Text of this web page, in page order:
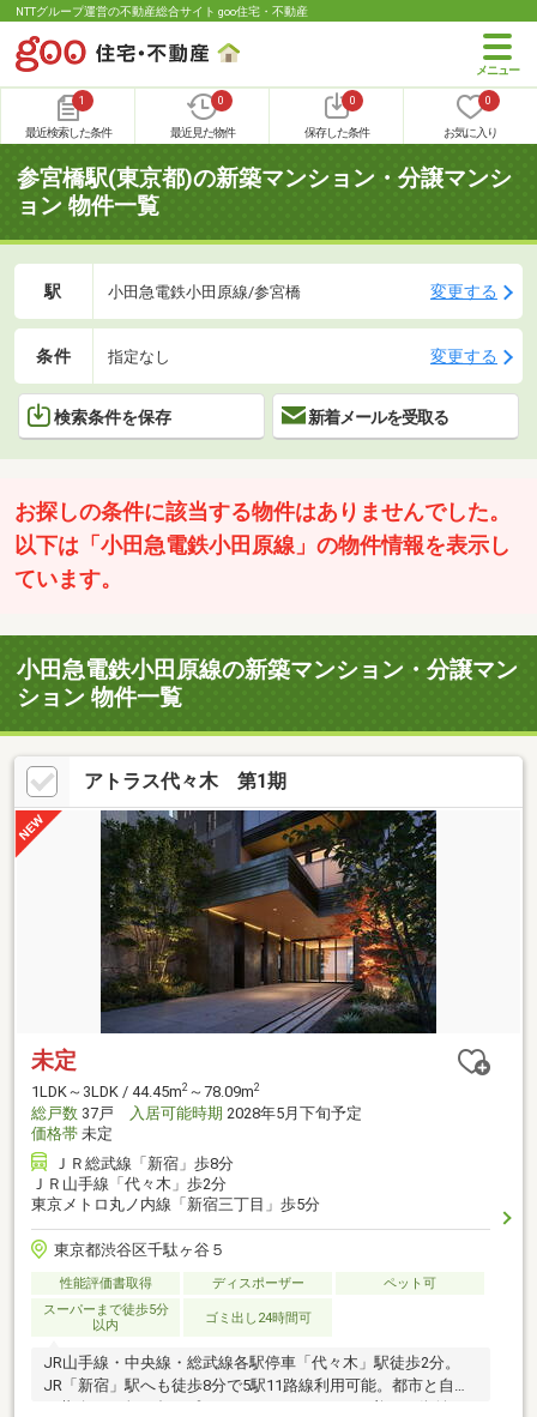
NTTグループ運営の不動産総合サイト goo住宅・不動産
1
最近検索した条件
0
最近見た物件
0
保存した条件
0
お気に入り
参宮橋駅(東京都)の新築マンション・分譲マンシ
ョン 物件一覧
駅 小田急電鉄小田原線/参宮橋 変更する
条件 指定なし 変更する
検索条件を保存 新着メールを受取る
お探しの条件に該当する物件はありませんでした。
以下は「小田急電鉄小田原線」の物件情報を表示し
ています。
小田急電鉄小田原線の新築マンション・分譲マン
ション 物件一覧
アトラス代々木 第1期
未定
1LDK～3LDK / 44.45m2 ～78.09m2
総戸数 37戸 入居可能時期 2028年5月下旬予定
価格帯 未定
ＪＲ総武線「新宿」歩8分
ＪＲ山手線「代々木」歩2分
東京メトロ丸ノ内線「新宿三丁目」歩5分
東京都渋谷区千駄ヶ谷５
性能評価書取得 ディスポーザー
ペット可
スーパーまで徒歩5分
以内
ゴミ出し24時間可
JR山手線・中央線・総武線各駅停車「代々木」駅徒歩2分。
JR「新宿」駅へも徒歩8分で5駅11路線利用可能。都市と自然